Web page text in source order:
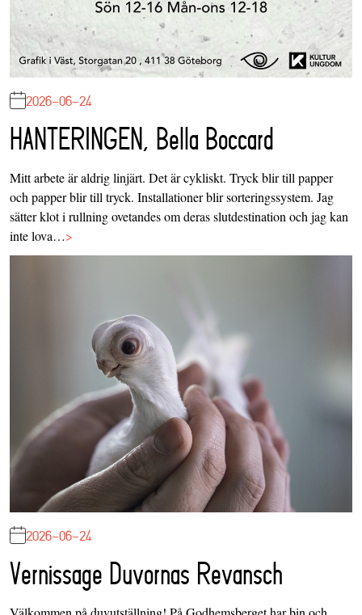
2026-06-24
HANTERINGEN, Bella Boccard
Mitt arbete är aldrig linjärt. Det är cykliskt. Tryck blir till papper
och papper blir till tryck. Installationer blir sorteringssystem. Jag
sätter klot i rullning ovetandes om deras slutdestination och jag kan
inte lova…>
2026-06-24
Vernissage Duvornas Revansch